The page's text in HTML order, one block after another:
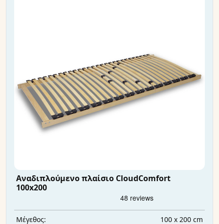
Αναδιπλούμενο πλαίσιο CloudComfort
100x200
Μέγεθος:
100 x 200 cm